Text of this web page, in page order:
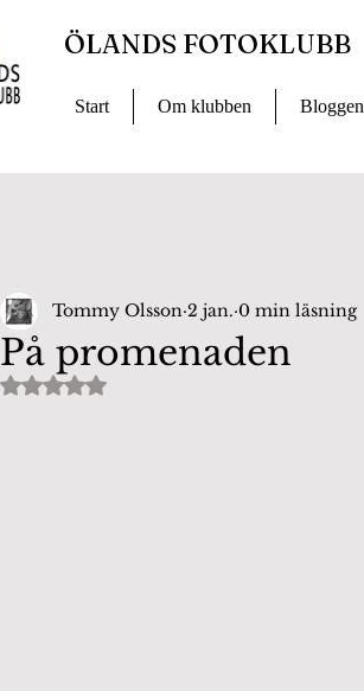
Start Om klubben Bloggen
ÖLANDS FOTOKLUBB
På promenaden
Tommy Olsson 2 jan. 0 min läsning
Betygsatt till NaN av 5 stjärnor.